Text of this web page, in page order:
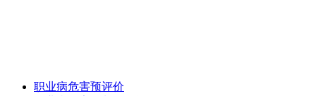
职业病危害预评价